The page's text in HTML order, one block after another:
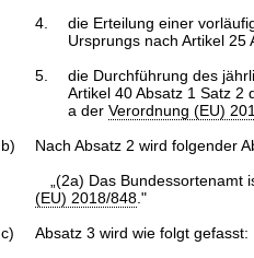
4.
die Erteilung einer
Ursprungs nach Artikel
5.
die Durchführung des
Artikel 40 Absatz 1 Satz 2
a derVerordnung (EU)
b)
Nach Absatz 2 wird folgender
„(2a) Das
(EU) 2018/848."
c)
Absatz 3 wird wie folgt gefasst: